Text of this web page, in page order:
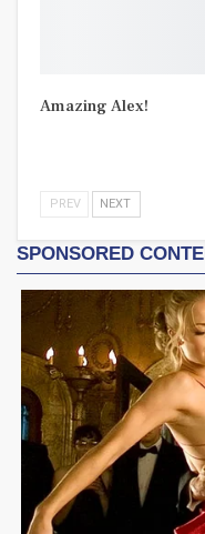
Amazing Alex!
PREV NEXT